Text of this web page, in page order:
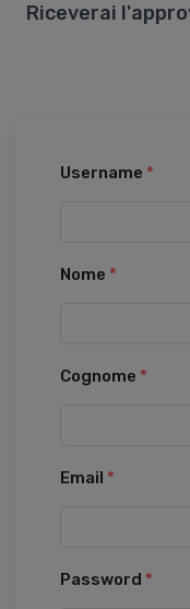
Riceverai
Username *
Nome *
Cognome *
Email *
Password *